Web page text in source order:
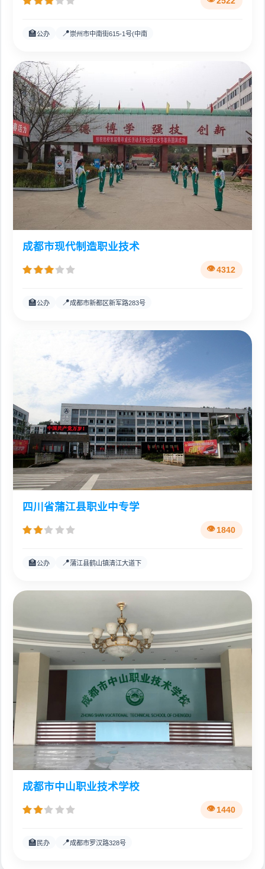
🏫公办 📍崇州市中南街615-1号(中南
成都市现代制造职业技术
4312
🏫公办 📍成都市新都区新军路283号
四川省蒲江县职业中专学
1840
🏫公办 📍蒲江县鹤山镇清江大道下
成都市中山职业技术学校
1440
🏫 民办 📍成都市罗汉路328号